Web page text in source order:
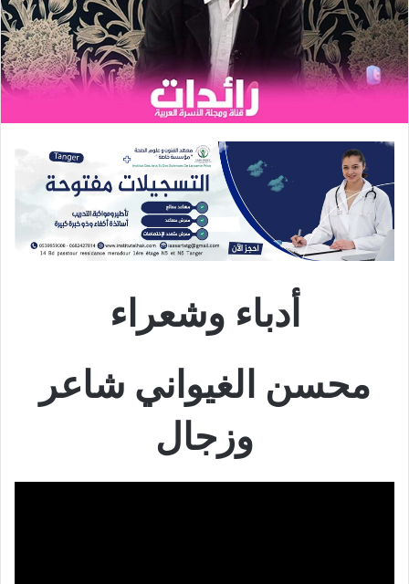
أدباء وشعراء
محسن الغيواني شاعر
وزجال